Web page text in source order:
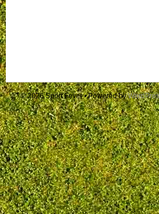
© 2026Sport Fever• Powered by